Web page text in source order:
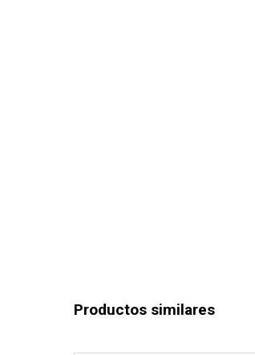
Productos similares